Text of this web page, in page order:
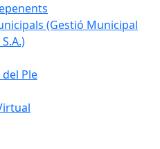
(Gestió Municipal
Ple